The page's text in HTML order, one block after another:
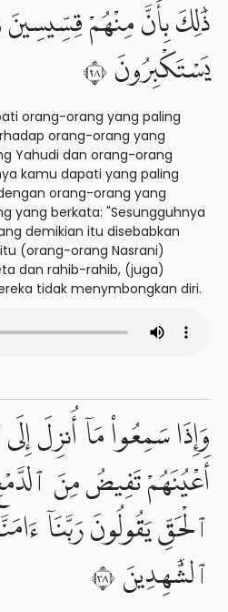
ذَٰلِكَ بِأَنَّ مِنْهُمْ قِسِّيسِينَ
يَسْتَكْبِرُونَ ٨٢
orang-orang yang paling
orang-orang yang
Yahudi dan orang-orang
kamu dapati yang paling
orang-orang yang
yang berkata: "Sesungguhnya
demikian itu disebabkan
(orang-orang Nasrani)
dan rahib-rahib, (juga)
tidak menymbongkan diri.
وَإِذَا سَمِعُوا۟ مَآ أُنزِلَ
أَعْيُنَهُمْ تَفِيضُ مِنَ
ٱلْحَقِّ يَقُولُونَ رَبَّنَآ
ٱلشَّٰهِدِينَ ٨٣